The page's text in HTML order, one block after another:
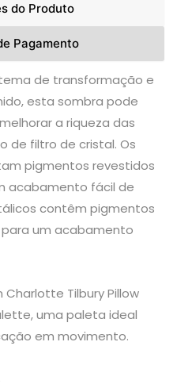
do Produto
Pagamento
de transformação e
esta sombra pode
a riqueza das
de filtro de cristal. Os
pigmentos revestidos
acabamento fácil de
contêm pigmentos
um acabamento
Tilbury Pillow
uma paleta ideal
em movimento.